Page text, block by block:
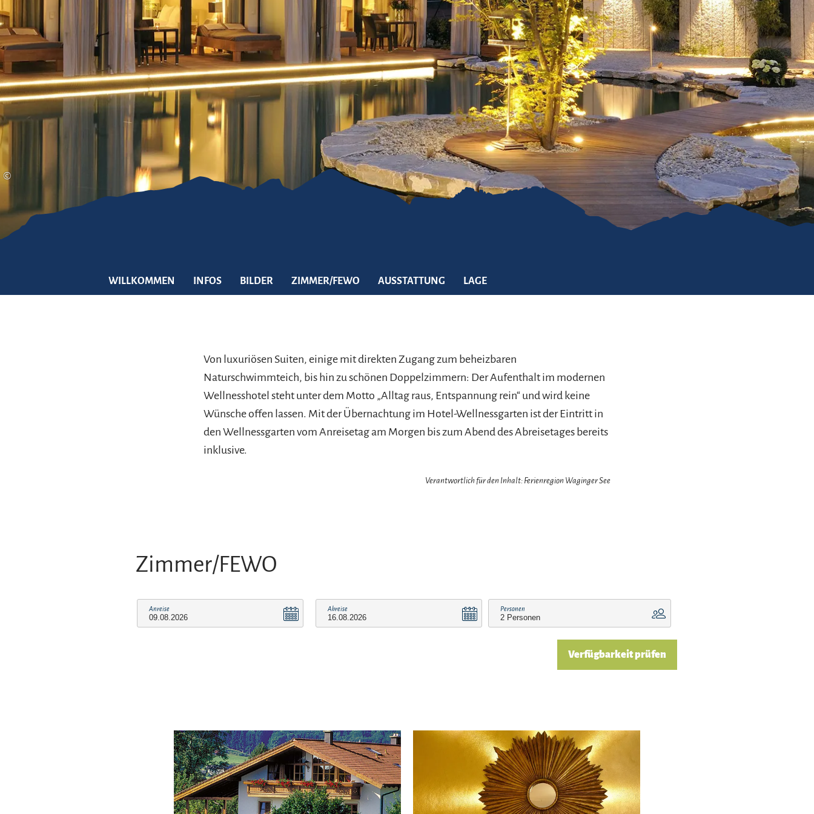
Gleitschirmfliegen &
Luftsport
Interaktive Vollbildkarte
Barrierefreiheit im
Chiemgau
Chiemgau G'schichten
©
WILLKOMMEN INFOS BILDER ZIMMER/FEWO AUSSTATTUNG LAGE
Von luxuriösen Suiten, einige mit direkten Zugang zum beheizbaren
Naturschwimmteich, bis hin zu schönen Doppelzimmern: Der Aufenthalt im modernen
Wellnesshotel steht unter dem Motto „Alltag raus, Entspannung rein“ und wird keine
Wünsche offen lassen. Mit der Übernachtung im Hotel-Wellnessgarten ist der Eintritt in
den Wellnessgarten vom Anreisetag am Morgen bis zum Abend des Abreisetages bereits
inklusive.
Verantwortlich für den Inhalt: Ferienregion Waginger See
Zimmer/FEWO
Anreise Abreise Personen
Verfügbarkeit prüfen